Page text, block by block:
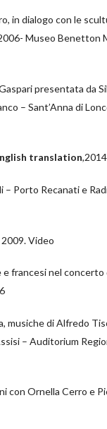
in dialogo con le
Museo Benetton
presentata da
– Sant’Anna di
translation,2014
– Porto Recanati e
Video
francesi nel concerto
musiche di Alfredo
– Auditorium
con Ornella Cerro e